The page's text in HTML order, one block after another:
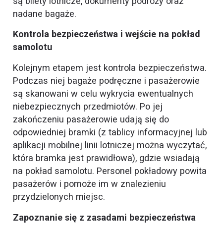
nadane bagaże.
Kontrola bezpieczeństwa i wejście na pokład
samolotu
Kolejnym etapem jest kontrola bezpieczeństwa.
Podczas niej bagaże podręczne i pasażerowie
są skanowani w celu wykrycia ewentualnych
niebezpiecznych przedmiotów. Po jej
zakończeniu pasażerowie udają się do
odpowiedniej bramki (z tablicy informacyjnej lub
aplikacji mobilnej linii lotniczej można wyczytać,
która bramka jest prawidłowa), gdzie wsiadają
na pokład samolotu. Personel pokładowy powita
pasażerów i pomoże im w znalezieniu
przydzielonych miejsc.
Zapoznanie się z zasadami bezpieczeństwa